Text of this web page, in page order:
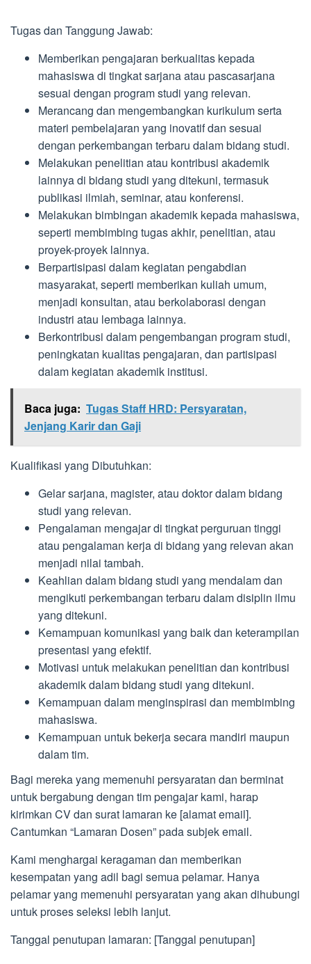
Tugas dan Tanggung Jawab:
Memberikan pengajaran berkualitas kepada
mahasiswa di tingkat sarjana atau pascasarjana
sesuai dengan program studi yang relevan.
Merancang dan mengembangkan kurikulum serta
materi pembelajaran yang inovatif dan sesuai
dengan perkembangan terbaru dalam bidang studi.
Melakukan penelitian atau kontribusi akademik
lainnya di bidang studi yang ditekuni, termasuk
publikasi ilmiah, seminar, atau konferensi.
Melakukan bimbingan akademik kepada mahasiswa,
seperti membimbing tugas akhir, penelitian, atau
proyek-proyek lainnya.
Berpartisipasi dalam kegiatan pengabdian
masyarakat, seperti memberikan kuliah umum,
menjadi konsultan, atau berkolaborasi dengan
industri atau lembaga lainnya.
Berkontribusi dalam pengembangan program studi,
peningkatan kualitas pengajaran, dan partisipasi
dalam kegiatan akademik institusi.
Baca juga: Tugas Staff HRD: Persyaratan,
Jenjang Karir dan Gaji
Kualifikasi yang Dibutuhkan:
Gelar sarjana, magister, atau doktor dalam bidang
studi yang relevan.
Pengalaman mengajar di tingkat perguruan tinggi
atau pengalaman kerja di bidang yang relevan akan
menjadi nilai tambah.
Keahlian dalam bidang studi yang mendalam dan
mengikuti perkembangan terbaru dalam disiplin ilmu
yang ditekuni.
Kemampuan komunikasi yang baik dan keterampilan
presentasi yang efektif.
Motivasi untuk melakukan penelitian dan kontribusi
akademik dalam bidang studi yang ditekuni.
Kemampuan dalam menginspirasi dan membimbing
mahasiswa.
Kemampuan untuk bekerja secara mandiri maupun
dalam tim.
Bagi mereka yang memenuhi persyaratan dan berminat
untuk bergabung dengan tim pengajar kami, harap
kirimkan CV dan surat lamaran ke [alamat email].
Cantumkan “Lamaran Dosen” pada subjek email.
Kami menghargai keragaman dan memberikan
kesempatan yang adil bagi semua pelamar. Hanya
pelamar yang memenuhi persyaratan yang akan dihubungi
untuk proses seleksi lebih lanjut.
Tanggal penutupan lamaran: [Tanggal penutupan]